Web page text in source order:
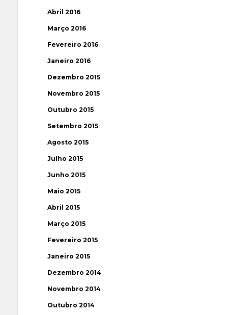
Abril 2016
Março 2016
Fevereiro 2016
Janeiro 2016
Dezembro 2015
Novembro 2015
Outubro 2015
Setembro 2015
Agosto 2015
Julho 2015
Junho 2015
Maio 2015
Abril 2015
Março 2015
Fevereiro 2015
Janeiro 2015
Dezembro 2014
Novembro 2014
Outubro 2014